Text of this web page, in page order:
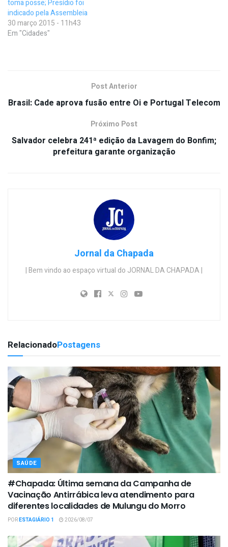
toma posse; Presídio foi
indicado pela Assembleia
30 março 2015 - 11h43
Em "Cidades"
Post Anterior
Brasil: Cade aprova fusão entre Oi e Portugal Telecom
Próximo Post
Salvador celebra 241ª edição da Lavagem do Bonfim;
prefeitura garante organização
Jornal da Chapada
| Bem vindo ao espaço virtual do JORNAL DA CHAPADA |
RelacionadoPostagens
SAÚDE
#Chapada: Última semana da Campanha de
Vacinação Antirrábica leva atendimento para
diferentes localidades de Mulungu do Morro
PORESTAGIÁRIO 1 2026/08/07